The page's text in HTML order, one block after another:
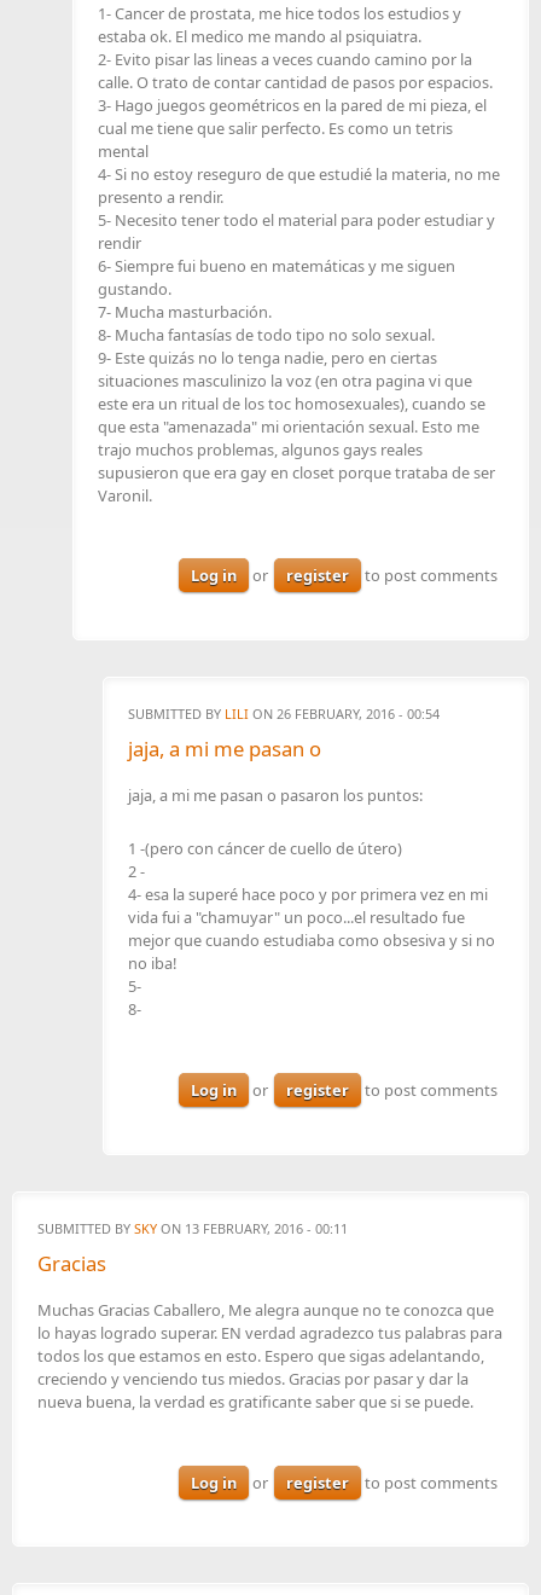
1- Cancer de prostata, me hice todos los estudios y
estaba ok. El medico me mando al psiquiatra.
2- Evito pisar las lineas a veces cuando camino por la
calle. O trato de contar cantidad de pasos por espacios.
3- Hago juegos geométricos en la pared de mi pieza, el
cual me tiene que salir perfecto. Es como un tetris
mental
4- Si no estoy reseguro de que estudié la materia, no me
presento a rendir.
5- Necesito tener todo el material para poder estudiar y
rendir
6- Siempre fui bueno en matemáticas y me siguen
gustando.
7- Mucha masturbación.
8- Mucha fantasías de todo tipo no solo sexual.
9- Este quizás no lo tenga nadie, pero en ciertas
situaciones masculinizo la voz (en otra pagina vi que
este era un ritual de los toc homosexuales), cuando se
que esta "amenazada" mi orientación sexual. Esto me
trajo muchos problemas, algunos gays reales
supusieron que era gay en closet porque trataba de ser
Varonil.
Log in or register to post comments
SUBMITTED BY LILI ON 26 FEBRUARY, 2016 - 00:54
jaja, a mi me pasan o
jaja, a mi me pasan o pasaron los puntos:
1 -(pero con cáncer de cuello de útero)
2 -
4- esa la superé hace poco y por primera vez en mi
vida fui a "chamuyar" un poco...el resultado fue
mejor que cuando estudiaba como obsesiva y si no
no iba!
5-
8-
Log in or register to post comments
SUBMITTED BY SKY ON 13 FEBRUARY, 2016 - 00:11
Gracias
Muchas Gracias Caballero, Me alegra aunque no te conozca que
lo hayas logrado superar. EN verdad agradezco tus palabras para
todos los que estamos en esto. Espero que sigas adelantando,
creciendo y venciendo tus miedos. Gracias por pasar y dar la
nueva buena, la verdad es gratificante saber que si se puede.
Log in or register to post comments